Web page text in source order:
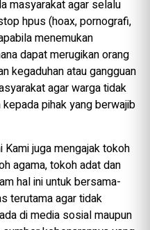
masyarakat agar selalu
hpus (hoax, pornografi,
menemukan
dapat merugikan orang
kegaduhan atau gangguan
agar warga tidak
pihak yang berwajib
Kami juga mengajak tokoh
agama, tokoh adat dan
hal ini untuk bersama-
terutama agar tidak
di media sosial maupun